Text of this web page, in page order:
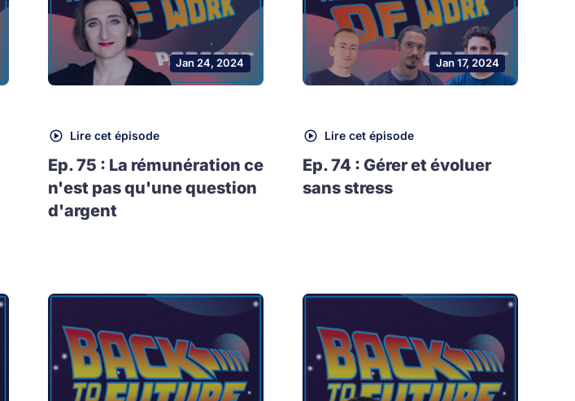
Jan 24, 2024
Lire cet épisode
Ep. 75 : La rémunération ce
n'est pas qu'une question
d'argent
Jan 17, 2024
Lire cet épisode
Ep. 74 : Gérer et évoluer
sans stress